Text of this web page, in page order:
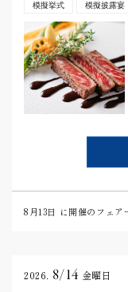
模擬挙式
模擬披露宴
8月13日 に開催のフェ
2026. 8/14 金曜日